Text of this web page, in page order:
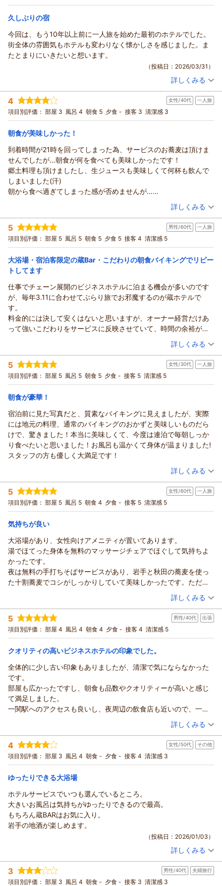
コスパ良きです
シングル 朝のみ
宿泊価格帯： 9,001～10,000円(大人一人あたり/税込)
久しぶりの宿
今回は、もう10年以上前に一人旅を始めた最初のホテルでした。
街全体の雰囲気もホテルも変わりなく懐かしさを感じました。ま
たとまりにいきたいと想います。
（投稿日：2026/03/31）
投稿者： ゆかぱぱさん (男性/60代)
宿泊プラン： ＜素泊まり＞早割♪早得☆30日前までのお申込み限定☆
シングル 食事なし
宿泊価格帯： 7,001～8,000円(大人一人あたり/税込)
詳しくみる
4 女性/40代 一人旅
項目別評価： 部屋 3 風呂 4 朝食 5 夕食 - 接客 3 清潔感 3
朝食が美味しかった！
到着時間が21時を回ってしまった為、サービスのお蕎麦は頂けま
せんでしたが…朝食が何を食べても美味しかったです！
郷土料理も頂けましたし、生ジュースも美味しくて何杯も飲んで
しまいました(汗)
朝から食べ過ぎてしまった感が否めませんが…
（投稿日：2026/03/15）
宿泊時期： 2026年03月宿泊 (一人旅)
投稿者： はらほれさん
宿泊プラン： ＜朝食付＞☆スタンダードプラン☆ 男女別大浴場・サウナ・コ
インランドリー完備！蔵BARも!!
シングル 朝のみ
宿泊価格帯： 9,001～10,000円(大人一人あたり/税込)
詳しくみる
5 男性/60代 一人旅
項目別評価： 部屋 5 風呂 5 朝食 5 夕食 5 接客 4 清潔感 5
大浴場・宿泊客限定の蔵Bar・こだわりの朝食バイキングでリピー
トしてます
仕事でチェーン展開のビジネスホテルに泊まる機会が多いのです
が、毎年3.11に合わせてぶらり旅でお邪魔するのが蔵ホテルで
す。
料金的には決して安くはないと思いますが、オーナー経営だけあ
って強いこだわりをサービスに反映させていて、時間の余裕があ
れば連泊したいと思えるだけの価値ある内容だと思います。
ウェルカムサービスでの十割そばの提供、ゆったりと疲れを癒せ
る手作り感のある大浴場、宿泊者専用の蔵を改造したバーでのビ
ール一杯無料サービス、地域の逸品食材をふんだんに盛り込んだ
朝食（和洋あり）バイキングと数え上げると結構な数のサービス
夕食に関してもホテル内のレストランでいただいていますが、昨
年から変わったシェフのおかげで、提供料理のレベルが1ランク上
がったように感じました。
ロケーション的には特別有名な観光地がある訳でもなく、観光目
的で行った時に泊まるホテルではありませんが、「餅文化発祥
地」ということで餅膳を提供しながら地元のお酒を愉しめる蔵元
を拠点にのんびりと徒歩圏内のこだわりの店を飲み歩くというこ
とがここ数年の愉しみになってます（笑）
（投稿日：2026/03/12）
宿泊時期： 2026年03月宿泊 (一人旅)
投稿者： タモリさんさん
宿泊プラン： ＜2食付＞【1日10食限定！】ほろ酔い牛タンセットプラン♪毎
日頑張っている自分にご褒美☆
ダブル 朝・夕
宿泊価格帯： 15,001～16,000円(大人一人あたり/税込)
詳しくみる
5 女性/30代 一人旅
項目別評価： 部屋 5 風呂 5 朝食 5 夕食 - 接客 5 清潔感 5
朝食が豪華！
宿泊前に見た写真だと、質素なバイキングに見えましたが、実際
には地元の料理、通常のバイキングのおかずと美味しいものだら
けで、驚きました！本当に美味しくて、今度は連泊で毎朝しっか
り食べたいと思いました！お風呂も温かくて身体が温まりました!
スタッフの方も優しく大満足です！
（投稿日：2026/01/31）
宿泊時期： 2026年01月宿泊 (一人旅)
投稿者： ゆめたそさん
宿泊プラン： ＜朝食付＞☆スタンダードプラン☆ 男女別大浴場・サウナ・コ
インランドリー完備！蔵BARも!!
シングル 朝のみ
宿泊価格帯： 8,001～9,000円(大人一人あたり/税込)
詳しくみる
5 女性/60代 一人旅
項目別評価： 部屋 5 風呂 5 朝食 4 夕食 - 接客 5 清潔感 5
気持ちが良い
大浴場があり、女性向けアメニティが置いてあります。
湯でほてった身体を無料のマッサージチェアでほぐして気持ちよ
かったです。
夜は無料の手打ちそばサービスがあり、岩手と秋田の蕎麦を使っ
た十割蕎麦でコシがしっかりしていて美味しかったです。ただし
十割蕎麦はのびやすいので冷やして出すことになっているとのこ
とです。
冷えたので大浴場に行き気持ちよくなったので美味しそうなおで
んを食べたいとまた寄りましたら8時半でラストオーダー、間に合
また蔵を改装したバーがありビールなど、一杯無料です。
朝食は普通。
次は朝食付きを頼まないかもしれない。です。
（投稿日：2026/01/30）
宿泊時期： 2026年01月宿泊 (一人旅)
投稿者： 中熊猫さん
宿泊プラン： ＜朝食付＞☆スタンダードプラン☆ 男女別大浴場・サウナ・コ
インランドリー完備！蔵BARも!!
シングル 朝のみ
宿泊価格帯： 8,001～9,000円(大人一人あたり/税込)
詳しくみる
5 男性/40代 出張
項目別評価： 部屋 4 風呂 4 朝食 4 夕食 - 接客 4 清潔感 5
クオリティの高いビジネスホテルの印象でした。
全体的に少し古い印象もありましたが、清潔で気にならなかった
です。
部屋も広かったですし、朝食も品数やクオリティーが高いと感じ
て満足しました。
一関駅へのアクセスも良いし、夜周辺の飲食店も近いので、一関
（投稿日：2026/01/23）
宿泊時期： 2026年01月宿泊 (出張)
投稿者： さとうさん
宿泊プラン： ＜朝食付＞早割♪早得☆14日前までのお申込み限定☆
朝のみ
宿泊価格帯： 10,001～11,000円(大人一人あたり/税込)
詳しくみる
4 女性/50代 その他
項目別評価： 部屋 3 風呂 4 朝食 - 夕食 - 接客 4 清潔感 3
ゆったりできる大浴場
ホテルサービスでいつも選んでいるところ。
大きいお風呂は気持ちがゆったりできるので最高。
もちろん蔵BARはお気に入り。
岩手の地酒が楽しめます。
（投稿日：2026/01/03）
投稿者： ほにおさん(女性/50代)
宿泊プラン： ＜素泊まり＞☆スタンダードプラン☆ 男女別大浴場・サウナ・
コインランドリー完備！蔵BARも!!
シングル 食事なし
詳しくみる
3 男性/40代 夫婦旅行
項目別評価： 部屋 3 風呂 4 朝食 - 夕食 - 接客 3 清潔感 3